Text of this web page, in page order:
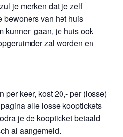
je merken dat je zelf
bewoners van het huis
kunnen gaan, je huis ook
zal worden en
per keer, kost 20,- per (losse)
alle losse kooptickets
je de koopticket betaald
al aangemeld.